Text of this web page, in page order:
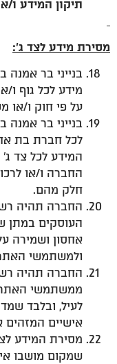
תיקון המידע ו/
מסירת מידע לצד ג':
בנייני בר
מידע לכל גוף
על פי חוק ו/או
בנייני בר
לכל חברת בת
המידע לכל צד
החברה ו/או
חלק מהם.
החברה תהיה
העוסקים במתן
אחסון ושמירה
ולמשתמשי
החברה תהיה
ממשתמשי האתר
לעיל, ובלבד
אישיים
מסירת המידע
שמקום מושבו